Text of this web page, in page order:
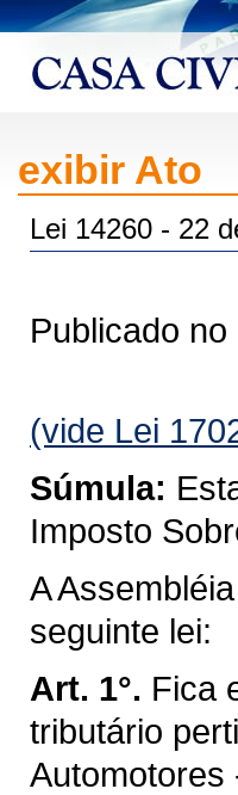
exibir Ato
Lei 14260 - 22
Publicado
(vide Lei
Súmula:
Imposto
A
seguinte lei:
Art. 1°. Fica
tributário